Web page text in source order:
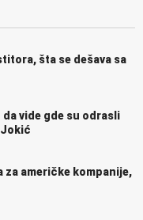
šta se dešava sa
vide gde su odrasli
Jokić
za američke kompanije,